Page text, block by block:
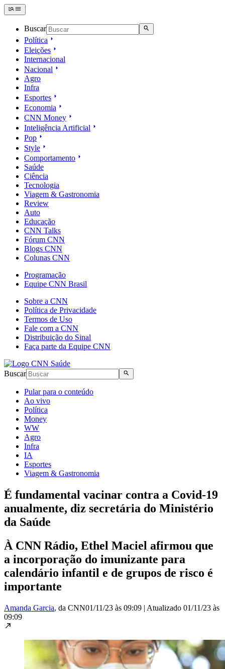
Buscar
Política
Eleições
Internacional
Nacional
Agro
Infra
Esportes
Economia
CNN Money
Inteligência Artificial
Pop
Style
Comportamento
Saúde
Ciência
Tecnologia
Viagem & Gastronomia
Review
Auto
Educação
CNN Talks
Fórum CNN
Blogs CNN
Colunas CNN
Programação
Equipe CNN Brasil
Sobre a CNN
Política de Privacidade
Termos de Uso
Fale com a CNN
Distribuição do Sinal
Faça parte da Equipe CNN
Buscar
Pular para o conteúdo
Ao vivo
Política
Money
WW
Agro
Infra
IA
Esportes
Viagem & Gastronomia
É fundamental vacinar contra a Covid-19
anualmente, diz secretária do Ministério
da Saúde
À CNN Rádio, Ethel Maciel afirmou que
a incorporação do imunizante para
calendário infantil e de grupos de risco é
importante
Amanda Garcia, da CNN01/11/23 às 09:09 | Atualizado 01/11/23 às
09:09